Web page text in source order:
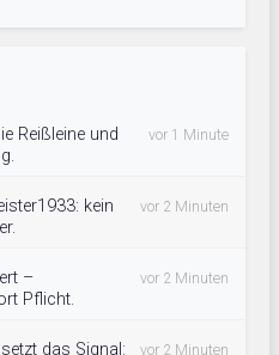
Reißleine und
vor 1 Minute
kein
vor 2 Minuten
–
Pflicht.
vor 2 Minuten
das Signal:
vor 2 Minuten